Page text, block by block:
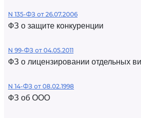
N 135-ФЗ от 26.07.2006
ФЗ о защите конкуренции
N 99-ФЗ от 04.05.2011
ФЗ о лицензировании отдельных
N 14-ФЗ от 08.02.1998
ФЗ об ООО